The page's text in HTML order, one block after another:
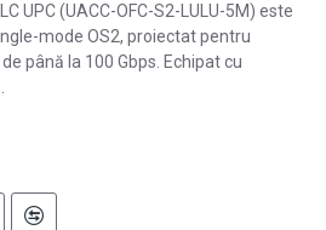
UPC (UACC-OFC-S2-LULU-5M) este
mode OS2, proiectat pentru
până la 100 Gbps. Echipat cu